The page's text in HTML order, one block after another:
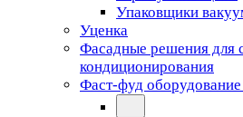
Упаковщики
Уценка
Фасадные решения для
кондиционирования
Фаст-фуд оборудование